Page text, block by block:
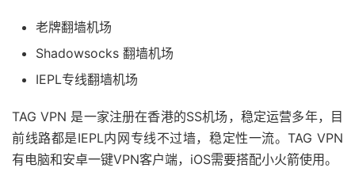
老牌翻墙机场
Shadowsocks 翻墙机场
IEPL专线翻墙机场
TAG VPN 是一家注册在香港的SS机场，稳定运营多年，目
前线路都是IEPL内网专线不过墙，稳定性一流。TAG VPN
有电脑和安卓一键VPN客户端，iOS需要搭配小火箭使用。